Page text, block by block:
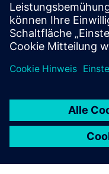
Produkt/Lösung, der
Integration, dem